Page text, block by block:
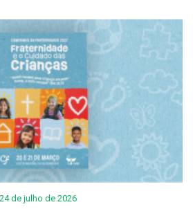
24 de julho de 2026